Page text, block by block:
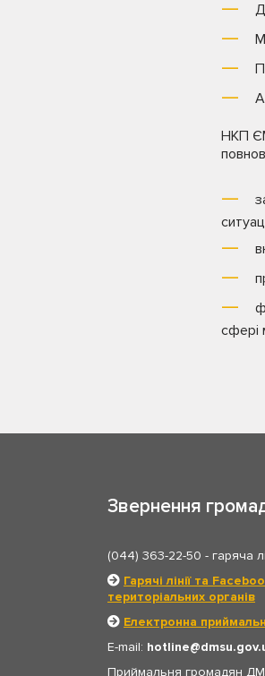
НКП
сфері
Звернення
(044) 363-22-50 - гаряча
Гарячі лінії та
територіальних органів
Електронна
E-mail: hotline
Приймальня громадян